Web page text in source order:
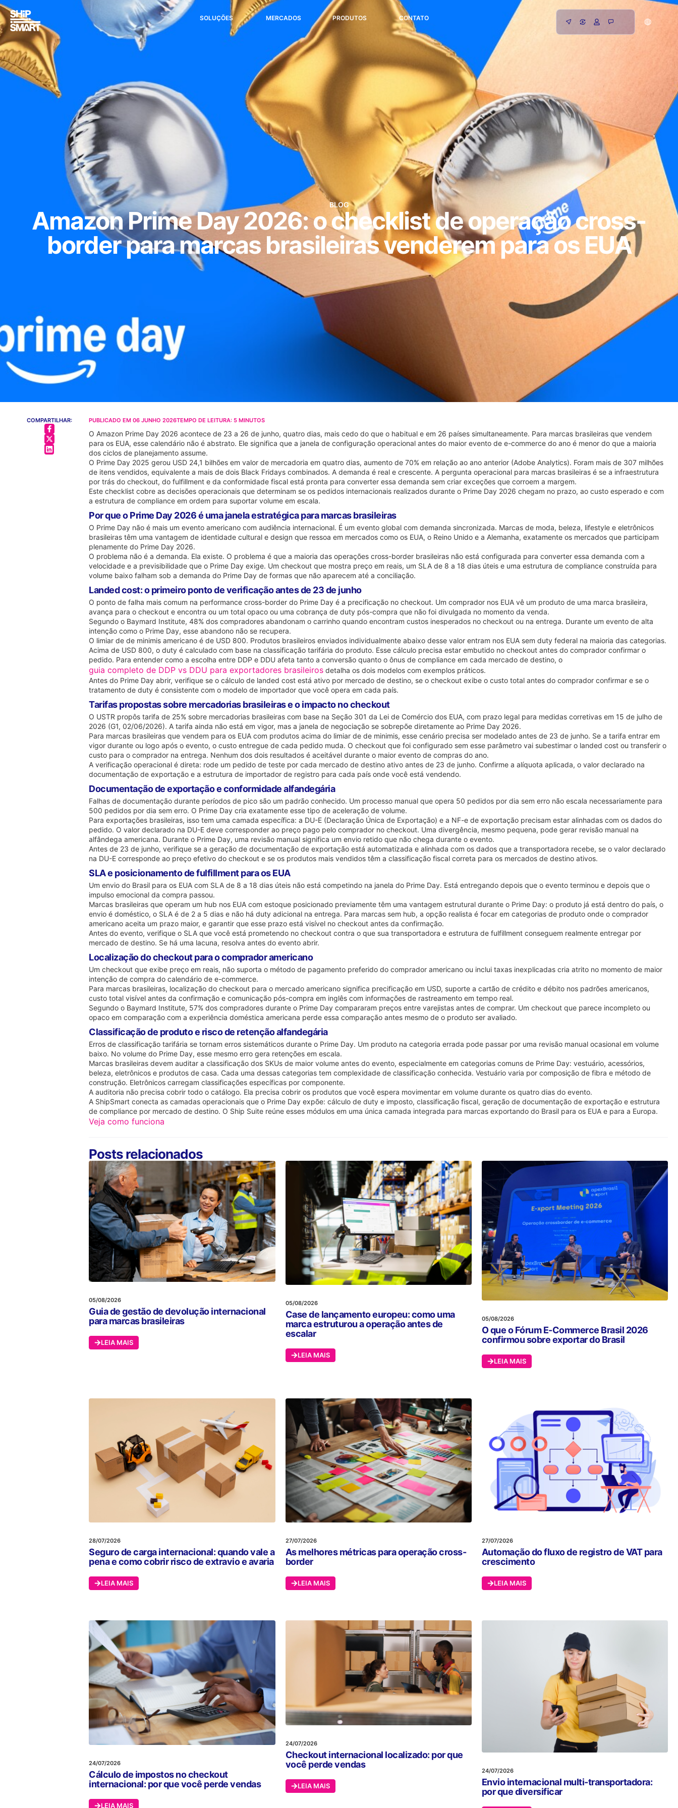
SOLUÇÕES MERCADOS PRODUTOS CONTATO
BLOG
Amazon Prime Day 2026: o checklist de operação cross-
border para marcas brasileiras venderem para os EUA
COMPARTILHAR: PUBLICADO EM 06 JUNHO 2026TEMPO DE LEITURA: 5 MINUTOS
O Amazon Prime Day 2026 acontece de 23 a 26 de junho, quatro dias, mais cedo do que o habitual e em 26 países simultaneamente. Para marcas brasileiras que vendem
para os EUA, esse calendário não é abstrato. Ele significa que a janela de configuração operacional antes do maior evento de e-commerce do ano é menor do que a maioria
dos ciclos de planejamento assume.
O Prime Day 2025 gerou USD 24,1 bilhões em valor de mercadoria em quatro dias, aumento de 70% em relação ao ano anterior (Adobe Analytics). Foram mais de 307 milhões
de itens vendidos, equivalente a mais de dois Black Fridays combinados. A demanda é real e crescente. A pergunta operacional para marcas brasileiras é se a infraestrutura
por trás do checkout, do fulfillment e da conformidade fiscal está pronta para converter essa demanda sem criar exceções que corroem a margem.
Este checklist cobre as decisões operacionais que determinam se os pedidos internacionais realizados durante o Prime Day 2026 chegam no prazo, ao custo esperado e com
a estrutura de compliance em ordem para suportar volume em escala.
Por que o Prime Day 2026 é uma janela estratégica para marcas brasileiras
O Prime Day não é mais um evento americano com audiência internacional. É um evento global com demanda sincronizada. Marcas de moda, beleza, lifestyle e eletrônicos
brasileiras têm uma vantagem de identidade cultural e design que ressoa em mercados como os EUA, o Reino Unido e a Alemanha, exatamente os mercados que participam
plenamente do Prime Day 2026.
O problema não é a demanda. Ela existe. O problema é que a maioria das operações cross-border brasileiras não está configurada para converter essa demanda com a
velocidade e a previsibilidade que o Prime Day exige. Um checkout que mostra preço em reais, um SLA de 8 a 18 dias úteis e uma estrutura de compliance construída para
volume baixo falham sob a demanda do Prime Day de formas que não aparecem até a conciliação.
Landed cost: o primeiro ponto de verificação antes de 23 de junho
O ponto de falha mais comum na performance cross-border do Prime Day é a precificação no checkout. Um comprador nos EUA vê um produto de uma marca brasileira,
avança para o checkout e encontra ou um total opaco ou uma cobrança de duty pós-compra que não foi divulgada no momento da venda.
Segundo o Baymard Institute, 48% dos compradores abandonam o carrinho quando encontram custos inesperados no checkout ou na entrega. Durante um evento de alta
intenção como o Prime Day, esse abandono não se recupera.
O limiar de de minimis americano é de USD 800. Produtos brasileiros enviados individualmente abaixo desse valor entram nos EUA sem duty federal na maioria das categorias.
Acima de USD 800, o duty é calculado com base na classificação tarifária do produto. Esse cálculo precisa estar embutido no checkout antes do comprador confirmar o
pedido. Para entender como a escolha entre DDP e DDU afeta tanto a conversão quanto o ônus de compliance em cada mercado de destino, o
guia completo de DDP vs DDU para exportadores brasileiros detalha os dois modelos com exemplos práticos.
Antes do Prime Day abrir, verifique se o cálculo de landed cost está ativo por mercado de destino, se o checkout exibe o custo total antes do comprador confirmar e se o
tratamento de duty é consistente com o modelo de importador que você opera em cada país.
Tarifas propostas sobre mercadorias brasileiras e o impacto no checkout
O USTR propôs tarifa de 25% sobre mercadorias brasileiras com base na Seção 301 da Lei de Comércio dos EUA, com prazo legal para medidas corretivas em 15 de julho de
2026 (G1, 02/06/2026). A tarifa ainda não está em vigor, mas a janela de negociação se sobrepõe diretamente ao Prime Day 2026.
Para marcas brasileiras que vendem para os EUA com produtos acima do limiar de de minimis, esse cenário precisa ser modelado antes de 23 de junho. Se a tarifa entrar em
vigor durante ou logo após o evento, o custo entregue de cada pedido muda. O checkout que foi configurado sem esse parâmetro vai subestimar o landed cost ou transferir o
custo para o comprador na entrega. Nenhum dos dois resultados é aceitável durante o maior evento de compras do ano.
A verificação operacional é direta: rode um pedido de teste por cada mercado de destino ativo antes de 23 de junho. Confirme a alíquota aplicada, o valor declarado na
documentação de exportação e a estrutura de importador de registro para cada país onde você está vendendo.
Documentação de exportação e conformidade alfandegária
Falhas de documentação durante períodos de pico são um padrão conhecido. Um processo manual que opera 50 pedidos por dia sem erro não escala necessariamente para
500 pedidos por dia sem erro. O Prime Day cria exatamente esse tipo de aceleração de volume.
Para exportações brasileiras, isso tem uma camada específica: a DU-E (Declaração Única de Exportação) e a NF-e de exportação precisam estar alinhadas com os dados do
pedido. O valor declarado na DU-E deve corresponder ao preço pago pelo comprador no checkout. Uma divergência, mesmo pequena, pode gerar revisão manual na
alfândega americana. Durante o Prime Day, uma revisão manual significa um envio retido que não chega durante o evento.
Antes de 23 de junho, verifique se a geração de documentação de exportação está automatizada e alinhada com os dados que a transportadora recebe, se o valor declarado
na DU-E corresponde ao preço efetivo do checkout e se os produtos mais vendidos têm a classificação fiscal correta para os mercados de destino ativos.
SLA e posicionamento de fulfillment para os EUA
Um envio do Brasil para os EUA com SLA de 8 a 18 dias úteis não está competindo na janela do Prime Day. Está entregando depois que o evento terminou e depois que o
impulso emocional da compra passou.
Marcas brasileiras que operam um hub nos EUA com estoque posicionado previamente têm uma vantagem estrutural durante o Prime Day: o produto já está dentro do país, o
envio é doméstico, o SLA é de 2 a 5 dias e não há duty adicional na entrega. Para marcas sem hub, a opção realista é focar em categorias de produto onde o comprador
americano aceita um prazo maior, e garantir que esse prazo está visível no checkout antes da confirmação.
Antes do evento, verifique o SLA que você está prometendo no checkout contra o que sua transportadora e estrutura de fulfillment conseguem realmente entregar por
mercado de destino. Se há uma lacuna, resolva antes do evento abrir.
Localização do checkout para o comprador americano
Um checkout que exibe preço em reais, não suporta o método de pagamento preferido do comprador americano ou inclui taxas inexplicadas cria atrito no momento de maior
intenção de compra do calendário de e-commerce.
Para marcas brasileiras, localização do checkout para o mercado americano significa precificação em USD, suporte a cartão de crédito e débito nos padrões americanos,
custo total visível antes da confirmação e comunicação pós-compra em inglês com informações de rastreamento em tempo real.
Segundo o Baymard Institute, 57% dos compradores durante o Prime Day compararam preços entre varejistas antes de comprar. Um checkout que parece incompleto ou
opaco em comparação com a experiência doméstica americana perde essa comparação antes mesmo de o produto ser avaliado.
Classificação de produto e risco de retenção alfandegária
Erros de classificação tarifária se tornam erros sistemáticos durante o Prime Day. Um produto na categoria errada pode passar por uma revisão manual ocasional em volume
baixo. No volume do Prime Day, esse mesmo erro gera retenções em escala.
Marcas brasileiras devem auditar a classificação dos SKUs de maior volume antes do evento, especialmente em categorias comuns de Prime Day: vestuário, acessórios,
beleza, eletrônicos e produtos de casa. Cada uma dessas categorias tem complexidade de classificação conhecida. Vestuário varia por composição de fibra e método de
construção. Eletrônicos carregam classificações específicas por componente.
A auditoria não precisa cobrir todo o catálogo. Ela precisa cobrir os produtos que você espera movimentar em volume durante os quatro dias do evento.
A ShipSmart conecta as camadas operacionais que o Prime Day expõe: cálculo de duty e imposto, classificação fiscal, geração de documentação de exportação e estrutura
de compliance por mercado de destino. O Ship Suite reúne esses módulos em uma única camada integrada para marcas exportando do Brasil para os EUA e para a Europa.
Veja como funciona
Posts relacionados
05/08/2026
Guia de gestão de devolução internacional
para marcas brasileiras
LEIA MAIS
05/08/2026
Case de lançamento europeu: como uma
marca estruturou a operação antes de
escalar
LEIA MAIS
05/08/2026
O que o Fórum E-Commerce Brasil 2026
confirmou sobre exportar do Brasil
LEIA MAIS
28/07/2026
Seguro de carga internacional: quando vale a
pena e como cobrir risco de extravio e avaria
LEIA MAIS
27/07/2026
As melhores métricas para operação cross-
border
LEIA MAIS
27/07/2026
Automação do fluxo de registro de VAT para
crescimento
LEIA MAIS
24/07/2026
Cálculo de impostos no checkout
internacional: por que você perde vendas
LEIA MAIS
24/07/2026
Checkout internacional localizado: por que
você perde vendas
LEIA MAIS
24/07/2026
Envio internacional multi-transportadora:
por que diversificar